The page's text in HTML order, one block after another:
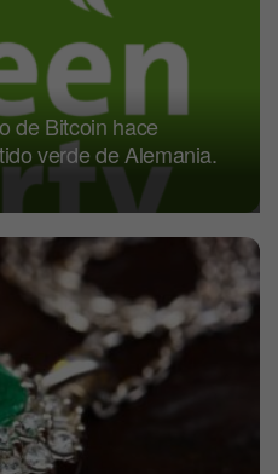
de Bitcoin hace
verde de Alemania.